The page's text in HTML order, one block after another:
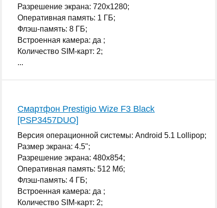
Разрешение экрана: 720x1280;
Оперативная память: 1 ГБ;
Флэш-память: 8 ГБ;
Встроенная камера: да ;
Количество SIM-карт: 2;
...
Смартфон Prestigio Wize F3 Black
[PSP3457DUO]
Версия операционной системы: Android 5.1 Lollipop;
Размер экрана: 4.5";
Разрешение экрана: 480x854;
Оперативная память: 512 Мб;
Флэш-память: 4 ГБ;
Встроенная камера: да ;
Количество SIM-карт: 2;